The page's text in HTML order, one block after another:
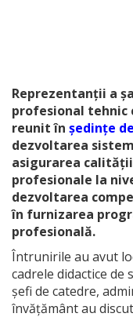
Reprezentanții a
profesional tehnic
reunit în ședințe
dezvoltarea
asigurarea
profesionale la
dezvoltarea
în furnizarea
profesională.
Întrunirile au avut
cadrele didactice
șefi de catedre,
învățământ au